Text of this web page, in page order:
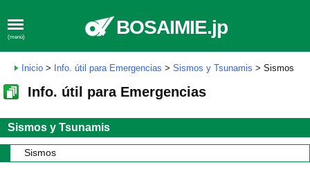
(menú) BOSAIMIE.jp
Inicio > Info. útil para Emergencias > Sismos y Tsunamis > Sismos
Info. útil para Emergencias
Sismos y Tsunamis
Sismos